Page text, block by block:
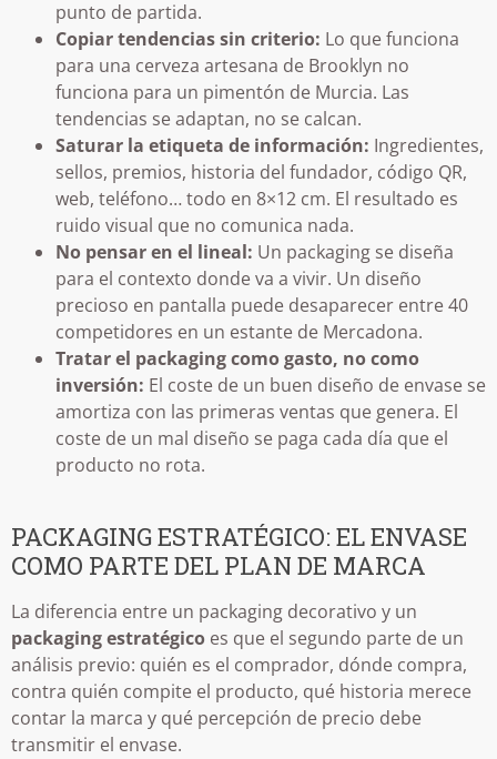
punto de partida.
Copiar tendencias sin criterio: Lo que funciona
para una cerveza artesana de Brooklyn no
funciona para un pimentón de Murcia. Las
tendencias se adaptan, no se calcan.
Saturar la etiqueta de información: Ingredientes,
sellos, premios, historia del fundador, código QR,
web, teléfono… todo en 8×12 cm. El resultado es
ruido visual que no comunica nada.
No pensar en el lineal: Un packaging se diseña
para el contexto donde va a vivir. Un diseño
precioso en pantalla puede desaparecer entre 40
competidores en un estante de Mercadona.
Tratar el packaging como gasto, no como
inversión: El coste de un buen diseño de envase se
amortiza con las primeras ventas que genera. El
coste de un mal diseño se paga cada día que el
producto no rota.
PACKAGING ESTRATÉGICO: EL ENVASE
COMO PARTE DEL PLAN DE MARCA
La diferencia entre un packaging decorativo y un
packaging estratégico es que el segundo parte de un
análisis previo: quién es el comprador, dónde compra,
contra quién compite el producto, qué historia merece
contar la marca y qué percepción de precio debe
transmitir el envase.